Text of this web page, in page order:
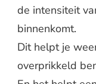
de intensiteit
binnenkomt.
Dit helpt je
overprikkeld